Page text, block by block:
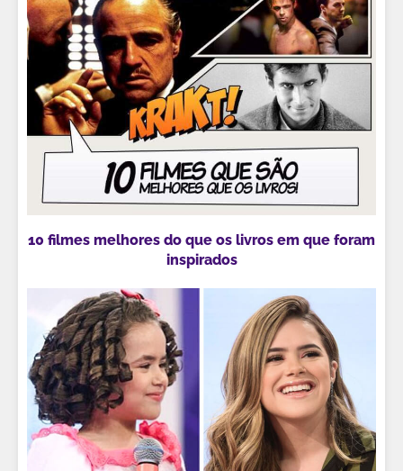
10 filmes melhores do que os livros em que foram
inspirados